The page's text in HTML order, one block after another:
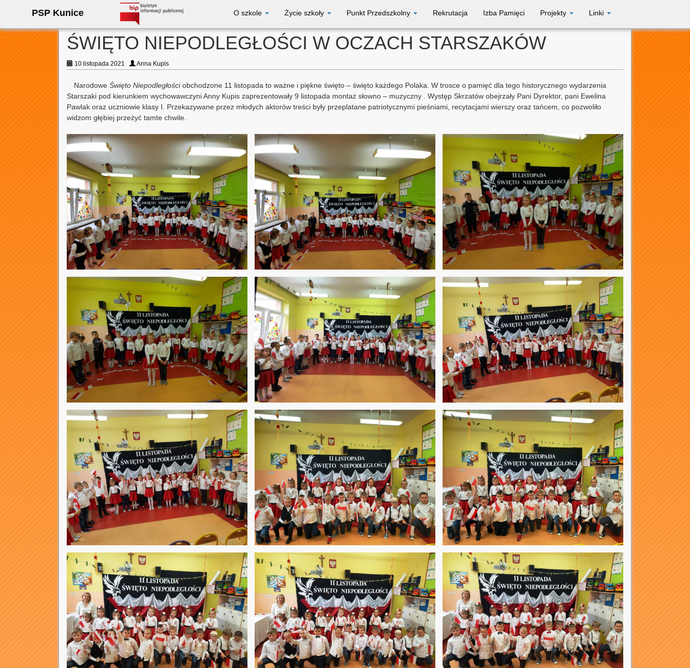
PSP Kunice O szkole Życie szkoły Punkt Przedszkolny Rekrutacja Izba Pamięci Projekty Linki
ŚWIĘTO NIEPODLEGŁOŚCI W OCZACH STARSZAKÓW
10 listopada 2021 Anna Kupis
NarodoweŚwięto Niepodległościobchodzone 11 listopada to ważne i piękne święto – święto każdego Polaka. W trosce o pamięć dla tego historycznego wydarzenia
Starszaki pod kierunkiem wychowawczyni Anny Kupis zaprezentowały 9 listopada montaż słowno – muzyczny . Występ Skrzatów obejrzały Pani Dyrektor, pani Ewelina
Pawlak oraz uczniowie klasy I. Przekazywane przez młodych aktorów treści były przeplatane patriotycznymi pieśniami, recytacjami wierszy oraz tańcem, co pozwoliło
widzom głębiej przeżyć tamte chwile.